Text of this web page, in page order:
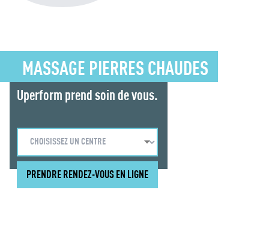
MASSAGE PIERRES CHAUDES
Uperform prend soin de vous.
PRENDRE RENDEZ-VOUS EN LIGNE